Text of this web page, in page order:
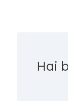
Hai